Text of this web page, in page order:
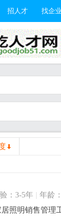
招人才 找企业
：3-5年 | 年龄
照明销售管理